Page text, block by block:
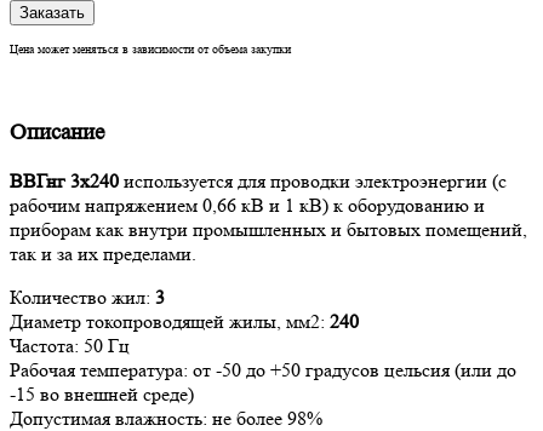
Заказать
Цена может меняться в зависимости от объема закупки
Описание
ВВГнг 3х240 используется для проводки электроэнергии (с
рабочим напряжением 0,66 кВ и 1 кВ) к оборудованию и
приборам как внутри промышленных и бытовых помещений,
так и за их пределами.
Количество жил: 3
Диаметр токопроводящей жилы, мм2: 240
Частота: 50 Гц
Рабочая температура: от -50 до +50 градусов цельсия (или до
-15 во внешней среде)
Допустимая влажность: не более 98%